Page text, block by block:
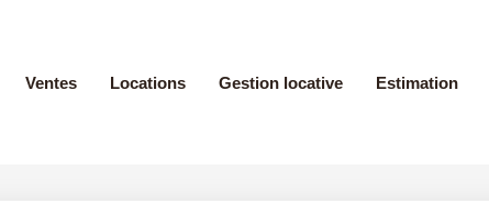
Ventes Locations Gestion locative Estimation